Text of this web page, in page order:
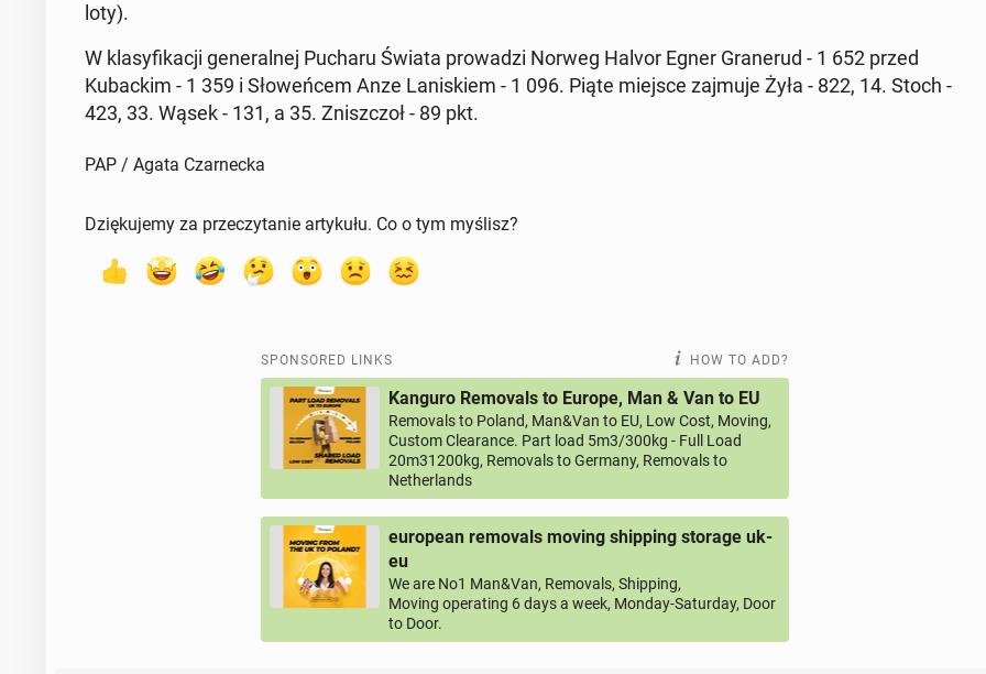
loty).
W klasy­fikacji gen­er­al­nej Pucharu Świata prowadzi Norweg Halvor Egner Granerud - 1 652 przed
Kubackim - 1 359 i Słoweńcem Anze Laniskiem - 1 096. Piąte miejsce zajmuje Żyła - 822, 14. Stoch -
423, 33. Wąsek - 131, a 35. Zniszc­zoł - 89 pkt.
PAP / Agata Czarnecka
Dziękujemy za przeczytanie artykułu. Co o tym myślisz?
SPONSORED LINKS HOW TO ADD?
Kanguro Removals to Europe, Man & Van to EU
Removals to Poland, Man&Van to EU, Low Cost, Moving,
Custom Clearance. Part load 5m3/300kg - Full Load
20m31200kg, Removals to Germany, Removals to
Netherlands
european removals moving shipping storage uk-
eu
We are No1 Man&Van, Removals, Shipping,
Moving operating 6 days a week, Monday-Saturday, Door
to Door.